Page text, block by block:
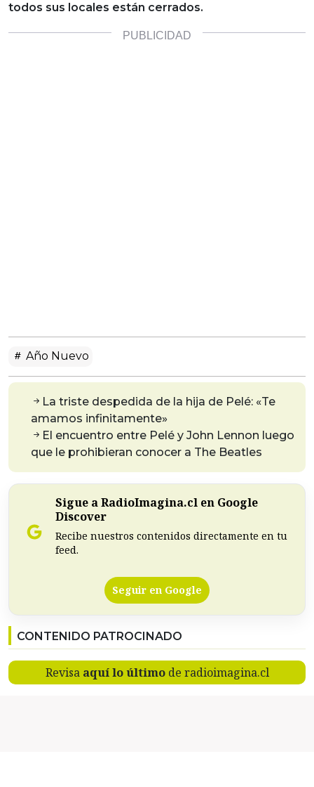
todos sus locales están cerrados.
Año Nuevo
La triste despedida de la hija de Pelé: «Te
amamos infinitamente»
El encuentro entre Pelé y John Lennon luego
que le prohibieran conocer a The Beatles
Sigue a RadioImagina.cl en Google
Discover
Recibe nuestros contenidos directamente en tu
feed.
Seguir en Google
CONTENIDO PATROCINADO
Revisa aquí lo últimode radioimagina.cl